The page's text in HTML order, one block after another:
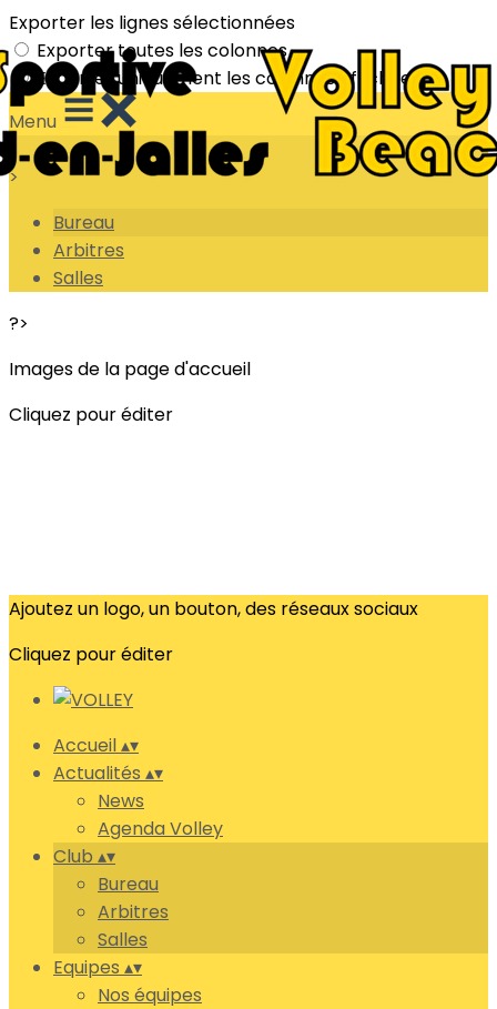
Exporter les lignes sélectionnées
Exporter toutes les colonnes
Exporter uniquement les colonnes affichées
Menu
>
Bureau
Arbitres
Salles
?>
Images de la page d'accueil
Cliquez pour éditer
Ajoutez un logo, un bouton, des réseaux sociaux
Cliquez pour éditer
Accueil▴▾
Actualités ▴▾
News
Agenda Volley
Club ▴▾
Bureau
Arbitres
Salles
Equipes ▴▾
Nos équipes